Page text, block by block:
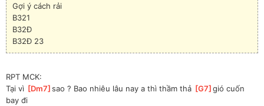
Gợi ý cách rải
B321
B32Đ
B32Đ 23
RPT MCK:
Tại vì [Dm7 ]
sao ? Bao nhiêu lâu nay a thì thầm thả [G7 ]
gió cuốn
bay đi